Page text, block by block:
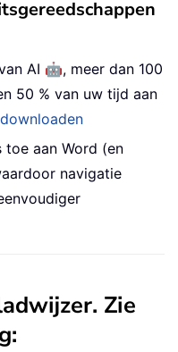
AI 🤖, meer dan 100
50 % van uw tijd aan
aan Word (en
navigatie
. Zie